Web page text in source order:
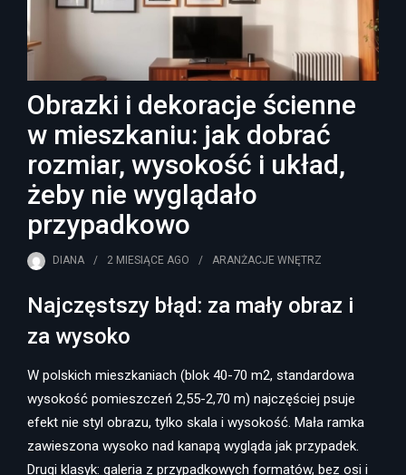
Obrazki i dekoracje ścienne
w mieszkaniu: jak dobrać
rozmiar, wysokość i układ,
żeby nie wyglądało
przypadkowo
DIANA 2 MIESIĄCE AGO ARANŻACJE WNĘTRZ
Najczęstszy błąd: za mały obraz i
za wysoko
W polskich mieszkaniach (blok 40-70 m2, standardowa
wysokość pomieszczeń 2,55-2,70 m) najczęściej psuje
efekt nie styl obrazu, tylko skala i wysokość. Mała ramka
zawieszona wysoko nad kanapą wygląda jak przypadek.
Drugi klasyk: galeria z przypadkowych formatów, bez osi i